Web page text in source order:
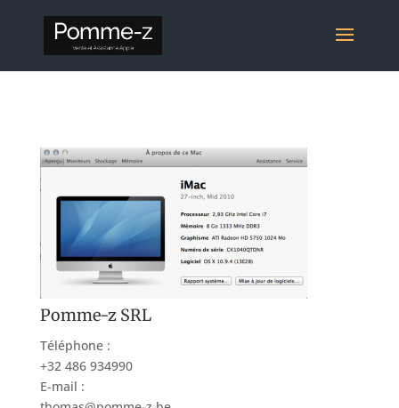
Pomme-z SRL
Téléphone :
+32 486 934990
E-mail :